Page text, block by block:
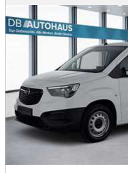
Combo
Kasten
Combo
Kasten
Cargo
Edition
1.5
Diesel